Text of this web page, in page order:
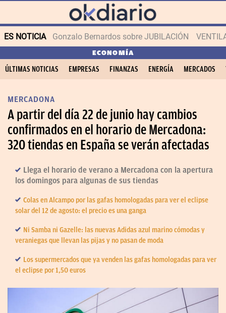
ES NOTICIA Gonzalo Bernardos sobre JUBILACIÓN
ECONOMÍA
ÚLTIMAS NOTICIAS EMPRESAS FINANZAS ENERGÍA MERCADOS
MERCADONA
A partir del día 22 de junio hay cambios
confirmados en el horario de Mercadona:
320 tiendas en España se verán afectadas
Llega el horario de verano a Mercadona con la apertura
los domingos para algunas de sus tiendas
Colas en Alcampo por las gafas homologadas para ver el eclipse
solar del 12 de agosto: el precio es una ganga
Ni Samba ni Gazelle: las nuevas Adidas azul marino cómodas y
veraniegas que llevan las pijas y no pasan de moda
Los supermercados que ya venden las gafas homologadas para ver
el eclipse por 1,50 euros